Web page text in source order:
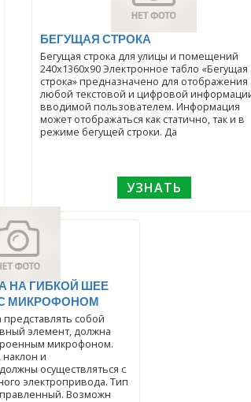
БЕГУЩАЯ СТРОКА
Бегущая строка для улицы и помещений
240х1360х90 Электронное табло «Бегущая
строка» предназначено для отображения
любой текстовой и цифровой
вводимой пользователем. Информация
может отображаться как статично, так и в
режиме бегущей строки. Да
УЗНАТЬ
НА ГИБКОЙ ШЕЕ
МИКРОФОНОМ
собой
элемент, должна
микрофоном.
и
осуществляться с
электропривода. Тип
Возможн